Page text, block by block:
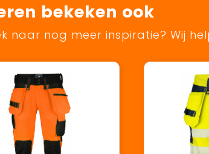
bekeken ook
naar nog meer inspiratie? Wij